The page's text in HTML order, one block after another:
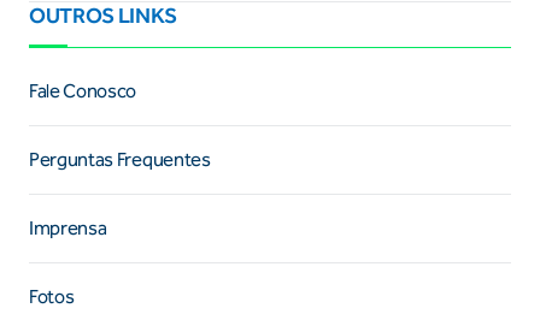
OUTROS LINKS
Fale Conosco
Perguntas Frequentes
Imprensa
Fotos